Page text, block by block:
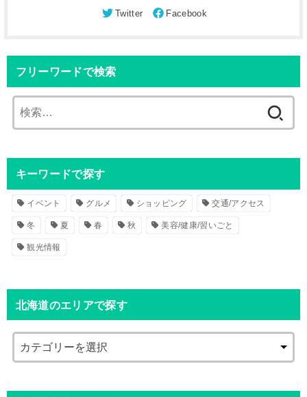
フリーワードで検索
索
キーワードで探す
イベント グルメ ショッピング 交通/アクセス
冬 夏 春 秋 美容/健康/習いごと
観光情報
北海道のエリアで探す